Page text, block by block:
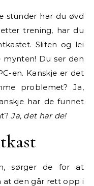
stunder har du øvd
trening, har du
Sliten og lei
Du ser den
en. Kanskje er det
problemet? Ja,
har de funnet
Ja, det har de!
sørger de for at
at den går rett opp i